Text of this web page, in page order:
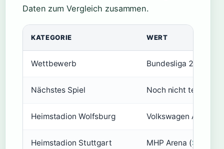
Daten zum Vergleich zusammen.
KATEGORIE WERT
Wettbewerb Bundesliga 2025/26
Nächstes Spiel Noch nicht terminiert
Heimstadion Wolfsburg Volkswagen Arena
Heimstadion Stuttgart MHP Arena (SPORT1